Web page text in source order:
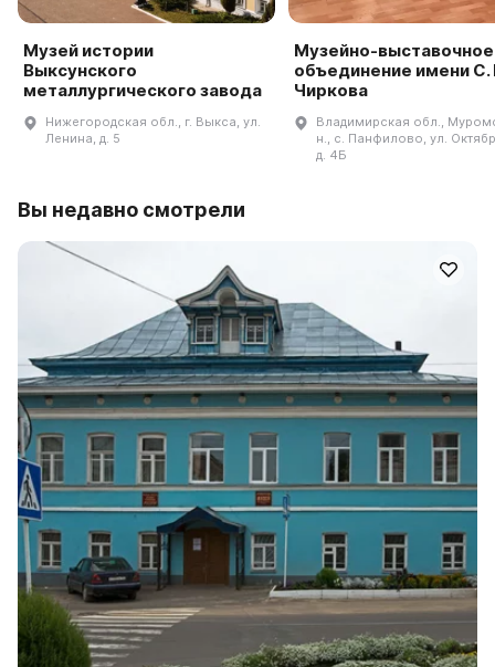
Музей истории
Выксунского
металлургического завода
Нижегородская обл., г. Выкса, ул.
Ленина, д. 5
Музейно-выставочное
объединение имени С.
Чиркова
Владимирская обл.,
н., с. Панфилово, ул.
д. 4Б
Вы недавно смотрели